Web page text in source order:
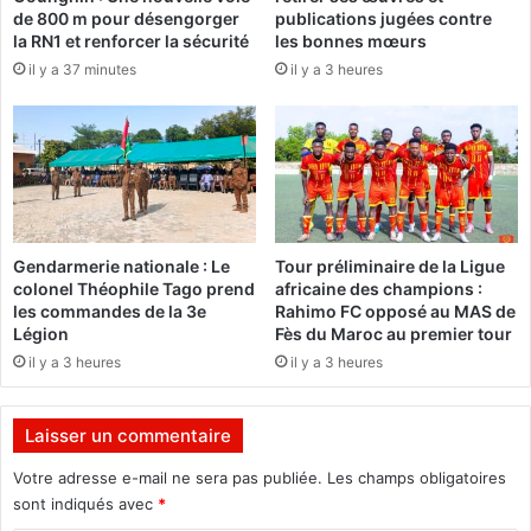
d
e
u
p
o
l
i
t
i
q
u
s
à
A
b
i
j
a
n
de 800 m pour désengorger
la RN1 et renforcer la sécurité
il y a 37 minutes
publications jugées contre
les bonnes mœurs
il y a 3 heures
Gendarmerie nationale : Le
colonel Théophile Tago prend
les commandes de la 3e
Légion
il y a 3 heures
Tour préliminaire de la Ligue
africaine des champions :
Rahimo FC opposé au MAS de
Fès du Maroc au premier tour
il y a 3 heures
Laisser un commentaire
Votre adresse e-mail ne sera pas publiée. Les champs obligatoires
sont indiqués avec *